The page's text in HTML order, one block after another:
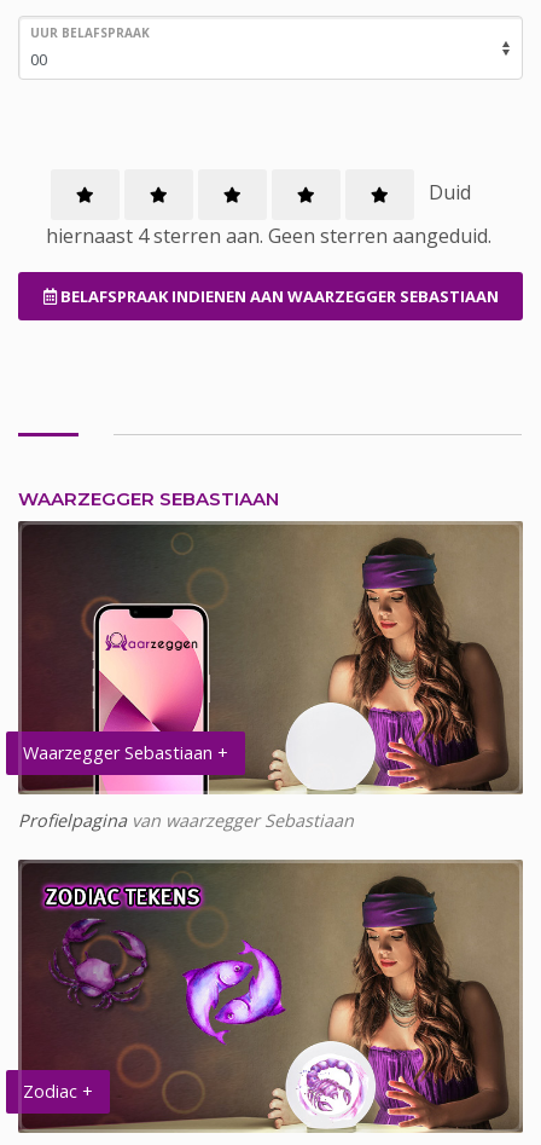
UUR BELAFSPRAAK
Duid
hiernaast 4 sterren aan. Geen sterren aangeduid.
BELAFSPRAAK INDIENEN AAN WAARZEGGER SEBASTIAAN
WAARZEGGER SEBASTIAAN
Waarzegger Sebastiaan +
Profielpaginavan waarzegger Sebastiaan
Zodiac +